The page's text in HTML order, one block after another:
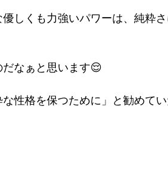
しくも力強いパワーは、純粋
なぁと思います😌
性格を保つために」と勧めて